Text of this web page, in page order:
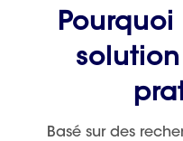
Basé sur des